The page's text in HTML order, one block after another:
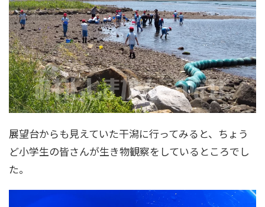
展望台からも見えていた干潟に行ってみると、ちょう
ど小学生の皆さんが生き物観察をしているところでし
た。